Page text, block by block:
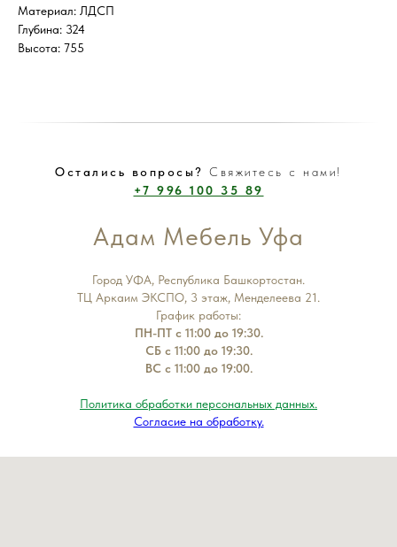
Материал: ЛДСП
Глубина: 324
Высота: 755
Остались вопросы?Свяжитесь с нами!
+7 996 100 35 89
Адам Мебель Уфа
Город УФА, Республика Башкортостан.
ТЦ Аркаим ЭКСПО, 3 этаж, Менделеева 21.
График работы:
ПН-ПТ с 11:00 до 19:30.
СБ с 11:00 до 19:30.
ВС с 11:00 до 19:00.
Политика обработки персональных данных.
Согласие на обработку.